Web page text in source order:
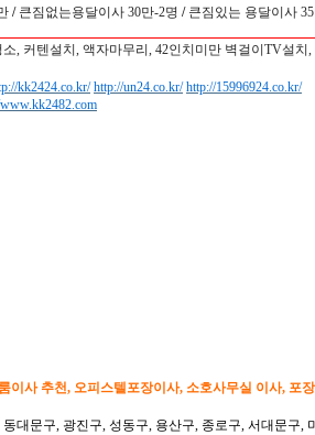
/큰짐없는용달이사 30만-2명 /큰짐있는 용달이사
, 커텐설치, 액자마무리, 42인치미만 벽걸이TV설치
kk2424.co.kr/ http://un24.co.kr/ http://15996924.co.kr/
이사 추천, 오피스텔포장이사, 소호사무실 이사, 포
대문구, 광진구, 성동구, 용산구, 종로구, 서대문구,